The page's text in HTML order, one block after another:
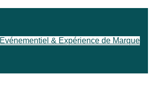
Evénementiel & Expérience de Marque